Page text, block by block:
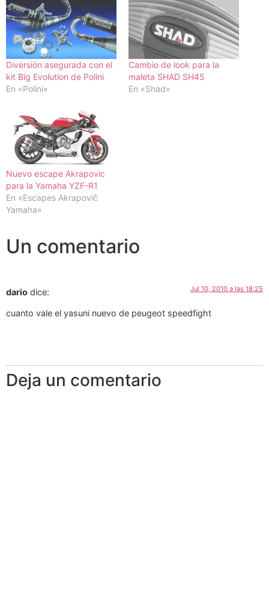
Diversión asegurada con el
kit Big Evolution de Polini
En «Polini»
Cambio de look para la
maleta SHAD SH45
En «Shad»
Nuevo escape Akrapovic
para la Yamaha YZF-R1
En «Escapes Akrapovič
Yamaha»
Un comentario
dario dice: Jul 10, 2010 a las 18:25
cuanto vale el yasuni nuevo de peugeot speedfight
Deja un comentario